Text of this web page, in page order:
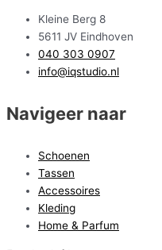
Kleine Berg 8
5611 JV Eindhoven
040 303 0907
info@iqstudio.nl
Navigeer naar
Schoenen
Tassen
Accessoires
Kleding
Home & Parfum